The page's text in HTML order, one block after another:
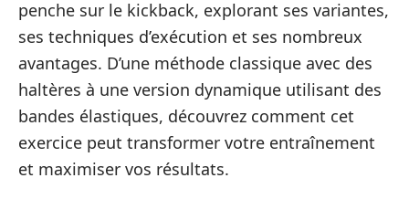
penche sur le kickback, explorant ses variantes,
ses techniques d’exécution et ses nombreux
avantages. D’une méthode classique avec des
haltères à une version dynamique utilisant des
bandes élastiques, découvrez comment cet
exercice peut transformer votre entraînement
et maximiser vos résultats.